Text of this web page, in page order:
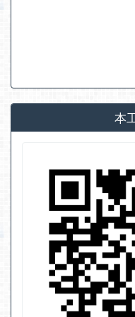
本